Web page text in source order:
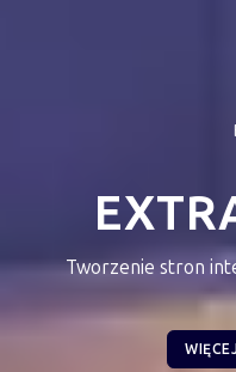
Tworzenie stron